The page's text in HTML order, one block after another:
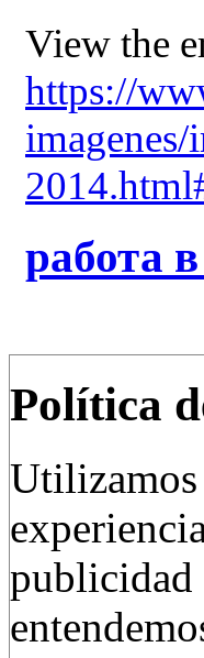
View the
https://
работа
Política
Utilizamos
publicidad